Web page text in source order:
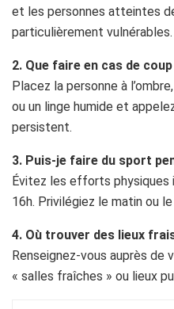
et les personnes atteintes
particulièrement vulnérables.
2. Que faire en cas de
Placez la personne à
ou un linge humide et
persistent.
3. Puis-je faire du sport
Évitez les efforts
16h. Privilégiez le matin ou le
4. Où trouver des lieux
Renseignez-vous auprès de
« salles fraîches » ou lieux